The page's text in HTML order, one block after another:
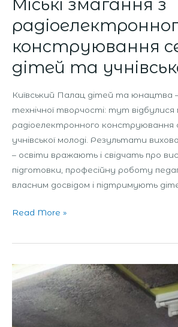
Міські змагання з
конструювання
дітей та
Київський Палац дітей та юнацтва
технічної творчості: тут відбулися
радіоелектронного конструювання
учнівської молоді. Результати
– освіти вражають і свідчать про
підготовки, професійну роботу
власним досвідом і підтримують
Read More »
Змагання
з
трасового
автомоделювання